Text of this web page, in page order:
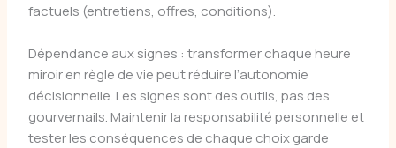
factuels (entretiens, offres, conditions).
Dépendance aux signes : transformer chaque heure
miroir en règle de vie peut réduire l’autonomie
décisionnelle. Les signes sont des outils, pas des
gourvernails. Maintenir la responsabilité personnelle et
tester les conséquences de chaque choix garde